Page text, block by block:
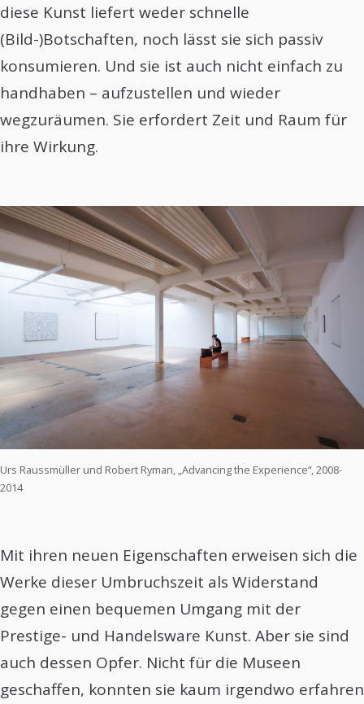
diese Kunst liefert weder schnelle
(Bild-)Botschaften, noch lässt sie sich passiv
konsumieren. Und sie ist auch nicht einfach zu
handhaben – aufzustellen und wieder
wegzuräumen. Sie erfordert Zeit und Raum für
ihre Wirkung.
Urs Raussmüller und Robert Ryman, „Advancing the Experience“, 2008-
2014
Mit ihren neuen Eigenschaften erweisen sich die
Werke dieser Umbruchszeit als Widerstand
gegen einen bequemen Umgang mit der
Prestige- und Handelsware Kunst. Aber sie sind
auch dessen Opfer. Nicht für die Museen
geschaffen, konnten sie kaum irgendwo erfahren